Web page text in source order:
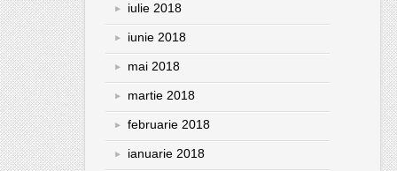
iulie 2018
iunie 2018
mai 2018
martie 2018
februarie 2018
ianuarie 2018